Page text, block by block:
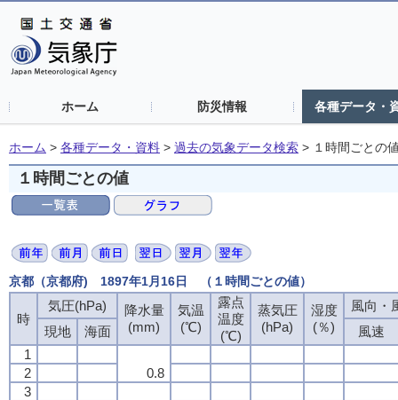
ホーム 防災情報 各種データ・
ホーム > 各種データ・資料 > 過去の気象データ検索 > １時間ごとの
１時間ごとの値
京都（京都府) 1897年1月16日 （１時間ごとの値）
時
気圧(hPa)
降水量
(mm)
気温
(℃)
露点
温度
(℃)
蒸気圧
(hPa)
湿度
(％)
風向・
現地
海面
風速
1
0.8
2
3